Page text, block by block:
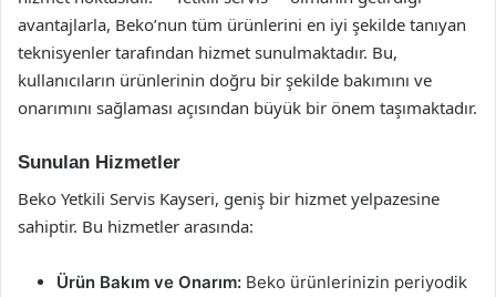
avantajlarla, Beko’nun tüm ürünlerini en iyi şekilde tanıyan
teknisyenler tarafından hizmet sunulmaktadır. Bu,
kullanıcıların ürünlerinin doğru bir şekilde bakımını ve
onarımını sağlaması açısından büyük bir önem taşımaktadır.
Sunulan Hizmetler
Beko Yetkili Servis Kayseri, geniş bir hizmet yelpazesine
sahiptir. Bu hizmetler arasında:
Ürün Bakım ve Onarım: Beko ürünlerinizin periyodik